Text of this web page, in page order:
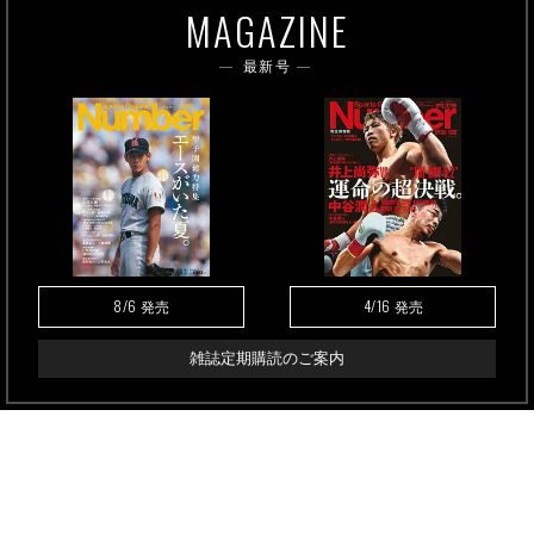
MAGAZINE
最新号
8/6 発売 4/16 発売
雑誌定期購読のご案内